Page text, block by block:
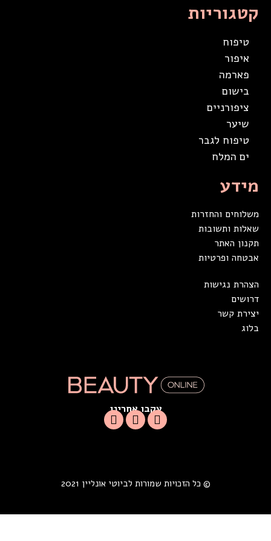
קטגוריות
טיפוח
איפור
פארמה
בישום
ציפורניים
שיער
טיפוח לגבר
ים המלח
מידע
משלוחים והחזרות
שאלות ותשובות
תקנון האתר
אבטחה ופרטיות
הצהרת נגישות
דרושים
יצירת קשר
בלוג
עקבו אחרינו
© כל הזכויות שמורות לביוטי אונליין 2021